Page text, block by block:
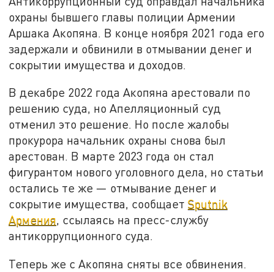
охраны бывшего главы полиции Армении
Аршака Акопяна. В конце ноября 2021 года его
задержали и обвинили в отмывании денег и
сокрытии имущества и доходов.
В декабре 2022 года Акопяна арестовали по
решению суда, но Апелляционный суд
отменил это решение. Но после жалобы
прокурора начальник охраны снова был
арестован. В марте 2023 года он стал
фигурантом нового уголовного дела, но статьи
остались те же — отмывание денег и
сокрытие имущества, сообщаетSputnik
Армения, ссылаясь на пресс-службу
антикоррупционного суда.
Теперь же с Акопяна сняты все обвинения.